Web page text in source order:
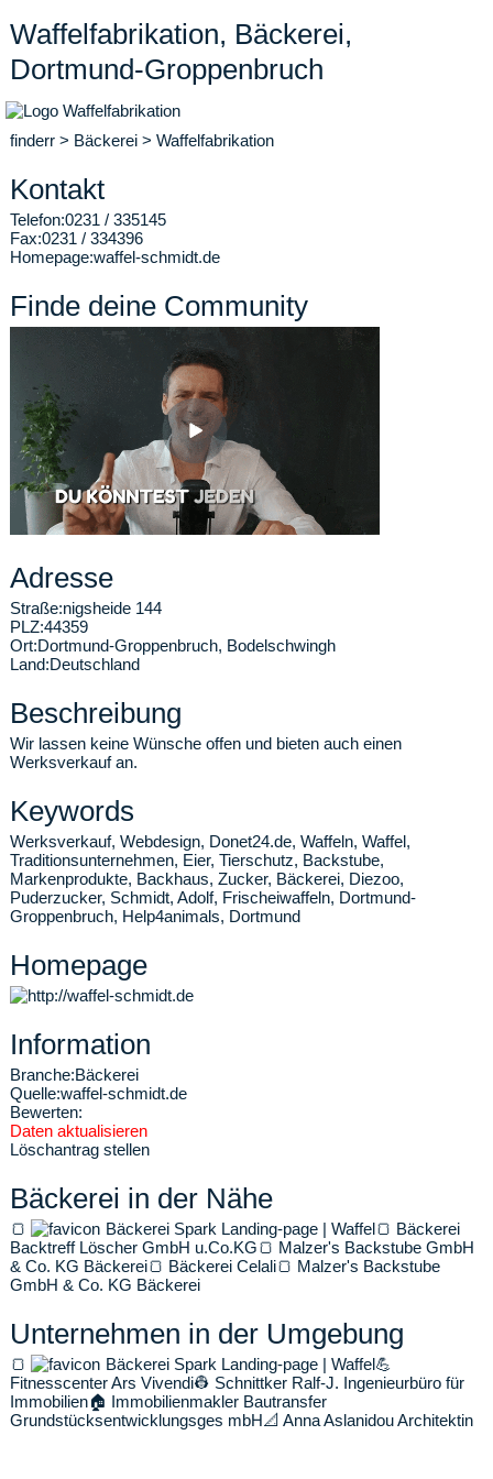
Waffelfabrikation, Bäckerei,
Dortmund-Groppenbruch
finderr > Bäckerei > Waffelfabrikation
Kontakt
Telefon:0231 / 335145
Fax:0231 / 334396
Homepage:waffel-schmidt.de
Finde deine Community
Adresse
Straße:nigsheide 144
PLZ:44359
Ort:Dortmund-Groppenbruch, Bodelschwingh
Land:Deutschland
Beschreibung
Wir lassen keine Wünsche offen und bieten auch einen
Werksverkauf an.
Keywords
Werksverkauf, Webdesign, Donet24.de, Waffeln, Waffel,
Traditionsunternehmen, Eier, Tierschutz, Backstube,
Markenprodukte, Backhaus, Zucker, Bäckerei, Diezoo,
Puderzucker, Schmidt, Adolf, Frischeiwaffeln, Dortmund-
Groppenbruch, Help4animals, Dortmund
Homepage
Information
Branche:Bäckerei
Quelle:waffel-schmidt.de
Bewerten:
Daten aktualisieren
Löschantrag stellen
Bäckerei in der Nähe
🍞 Bäckerei Spark Landing-page | Waffel🍞 Bäckerei
Backtreff Löscher GmbH u.Co.KG🍞 Malzer's Backstube GmbH
& Co. KG Bäckerei🍞 Bäckerei Celali🍞 Malzer's Backstube
GmbH & Co. KG Bäckerei
Unternehmen in der Umgebung
🍞 Bäckerei Spark Landing-page | Waffel💪
Fitnesscenter Ars Vivendi👷 Schnittker Ralf-J. Ingenieurbüro für
Immobilien🏠 Immobilienmakler Bautransfer
Grundstücksentwicklungsges mbH📐 Anna Aslanidou Architektin